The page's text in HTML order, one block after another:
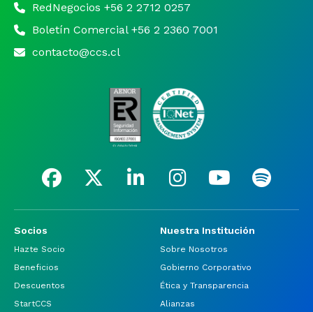
RedNegocios +56 2 2712 0257
Boletín Comercial +56 2 2360 7001
contacto@ccs.cl
Socios
Hazte Socio
Beneficios
Descuentos
StartCCS
Nuestra Institución
Sobre Nosotros
Gobierno Corporativo
Ética y Transparencia
Alianzas